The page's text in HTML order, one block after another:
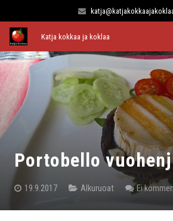
Katja kokkaa ja koklaa
Etusivu
Alkuruoat
Pääruoat
Lisukkeet
Portobello
19.9.2017 Alkuruoat Ei